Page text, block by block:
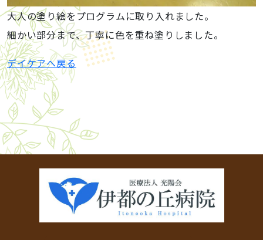
大人の塗り絵をプログラムに取り入れました。
細かい部分まで、丁寧に色を重ね塗りしました。
デイケアへ戻る